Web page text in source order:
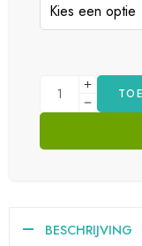
BESCHRIJVING